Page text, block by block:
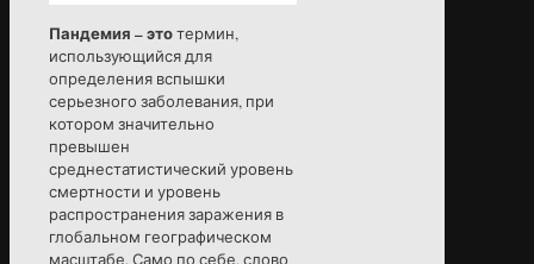
Пандемия – этотермин,
использующийся для
определения вспышки
серьезного заболевания, при
котором значительно
превышен
среднестатистический уровень
смертности и уровень
распространения заражения в
глобальном географическом
масштабе. Само по себе, слово